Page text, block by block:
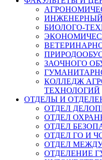
ИНЖЕНЕРНЫЙ
БИОЛОГО-
ЗАОЧНОГО
КОЛЛЕДЖ
ТЕХНОЛОГИЙ
ОТДЕЛЫ И
ОТДЕЛ
ОТДЕЛ
ОТДЕЛ
ОТДЕЛ ГО И
ОТДЕЛ
ОТДЕЛЕНИЕ